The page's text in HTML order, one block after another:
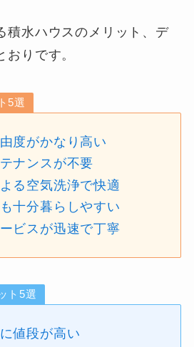
積水ハウスのメリット、デ
おりです。
5選
度がかなり高い
ナンスが不要
る空気洗浄で快適
十分暮らしやすい
ビスが迅速で丁寧
ト5選
値段が高い